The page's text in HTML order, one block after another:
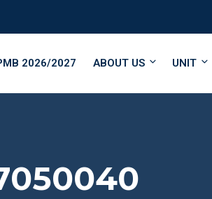
2026/2027 ABOUT US UNIT